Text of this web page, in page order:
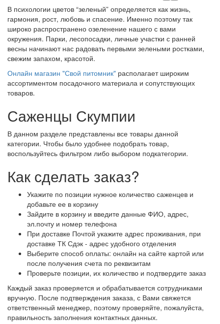
В психологии цветов “зеленый” определяется как жизнь,
гармония, рост, любовь и спасение. Именно поэтому так
широко распространено озеленение нашего с вами
окружения. Парки, лесопосадки, личные участки с ранней
весны начинают нас радовать первыми зелеными ростками,
свежим запахом, красотой.
Онлайн магазин "Свой питомник" располагает широким
ассортиментом посадочного материала и сопутствующих
товаров.
Саженцы Скумпии
В данном разделе представлены все товары данной
категории. Чтобы было удобнее подобрать товар,
воспользуйтесь фильтром либо выбором подкатегории.
Как сделать заказ?
Укажите по позиции нужное количество саженцев и
добавьте ее в корзину
Зайдите в корзину и введите данные ФИО, адрес,
эл.почту и номер телефона
При доставке Почтой укажите адрес проживания, при
доставке ТК Сдэк - адрес удобного отделения
Выберите способ оплаты: онлайн на сайте картой или
после получения счета по реквизитам
Проверьте позиции, их количество и подтвердите заказ
Каждый заказ проверяется и обрабатывается сотрудниками
вручную. После подтверждения заказа, с Вами свяжется
ответственный менеджер, поэтому проверяйте, пожалуйста,
правильность заполнения контактных данных.